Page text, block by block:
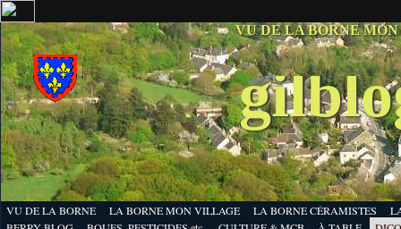
VU DE LA BORNE
VU DE LA BORNE LA BORNE MON VILLAGE LA BORNE CÉRAMISTES